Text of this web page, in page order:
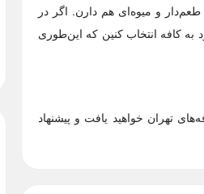
و میوه‌ای هم دارن. اگر در
به کافه انتخاب کنین که این‌طوری
تهران خواهید یافت و پیشنهاد